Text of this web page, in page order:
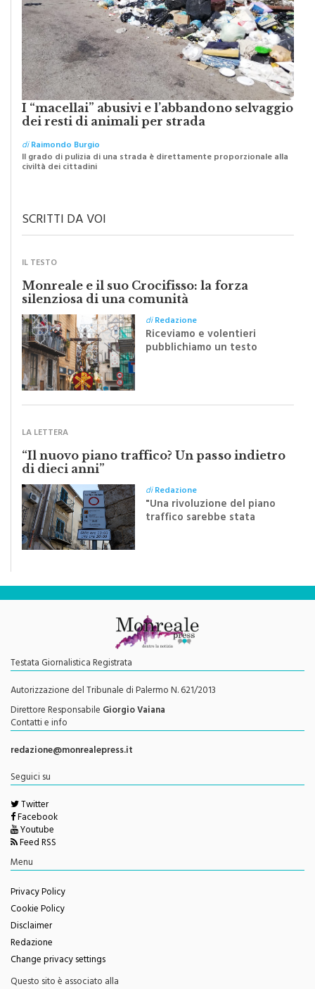
I “macellai” abusivi e l’abbandono selvaggio
dei resti di animali per strada
diRaimondo Burgio
Il grado di pulizia di una strada è direttamente proporzionale alla
civiltà dei cittadini
Monreale e il suo Crocifisso: la forza
silenziosa di una comunità
diRedazione
Riceviamo e volentieri
pubblichiamo un testo
inviato dalla scrittrice
monrealese Mariella
“Il nuovo piano traffico? Un passo indietro
di dieci anni”
"Una rivoluzione del piano
traffico sarebbe stata
efficace se preceduta da
una rivoluzione culturale"
Testata Giornalistica Registrata
Autorizzazione del Tribunale di Palermo N. 621/2013
Direttore ResponsabileGiorgio Vaiana
Contatti e info
redazione@monrealepress.it
Twitter
Facebook
Youtube
Feed RSS
Menu
Privacy Policy
Cookie Policy
Disclaimer
Redazione
Change privacy settings
Questo sito è associato alla